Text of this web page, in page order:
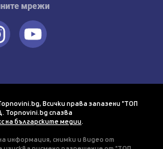
мрежи
Всички права запазени "ТОП
Topnovini.bg спазва
на българските медии.
информация, снимки и видео от